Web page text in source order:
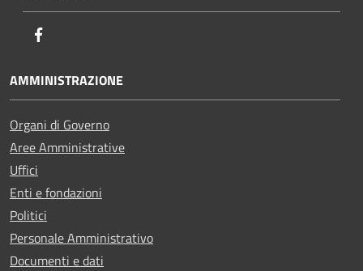
AMMINISTRAZIONE
Organi di Governo
Aree Amministrative
Uffici
Enti e fondazioni
Politici
Personale Amministrativo
Documenti e dati